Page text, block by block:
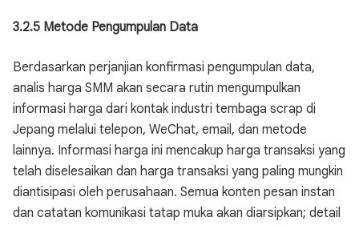
3.2.5 Metode Pengumpulan Data
Berdasarkan perjanjian konfirmasi pengumpulan data,
analis harga SMM akan secara rutin mengumpulkan
informasi harga dari kontak industri tembaga scrap di
Jepang melalui telepon, WeChat, email, dan metode
lainnya. Informasi harga ini mencakup harga transaksi yang
telah diselesaikan dan harga transaksi yang paling mungkin
diantisipasi oleh perusahaan. Semua konten pesan instan
dan catatan komunikasi tatap muka akan diarsipkan; detail